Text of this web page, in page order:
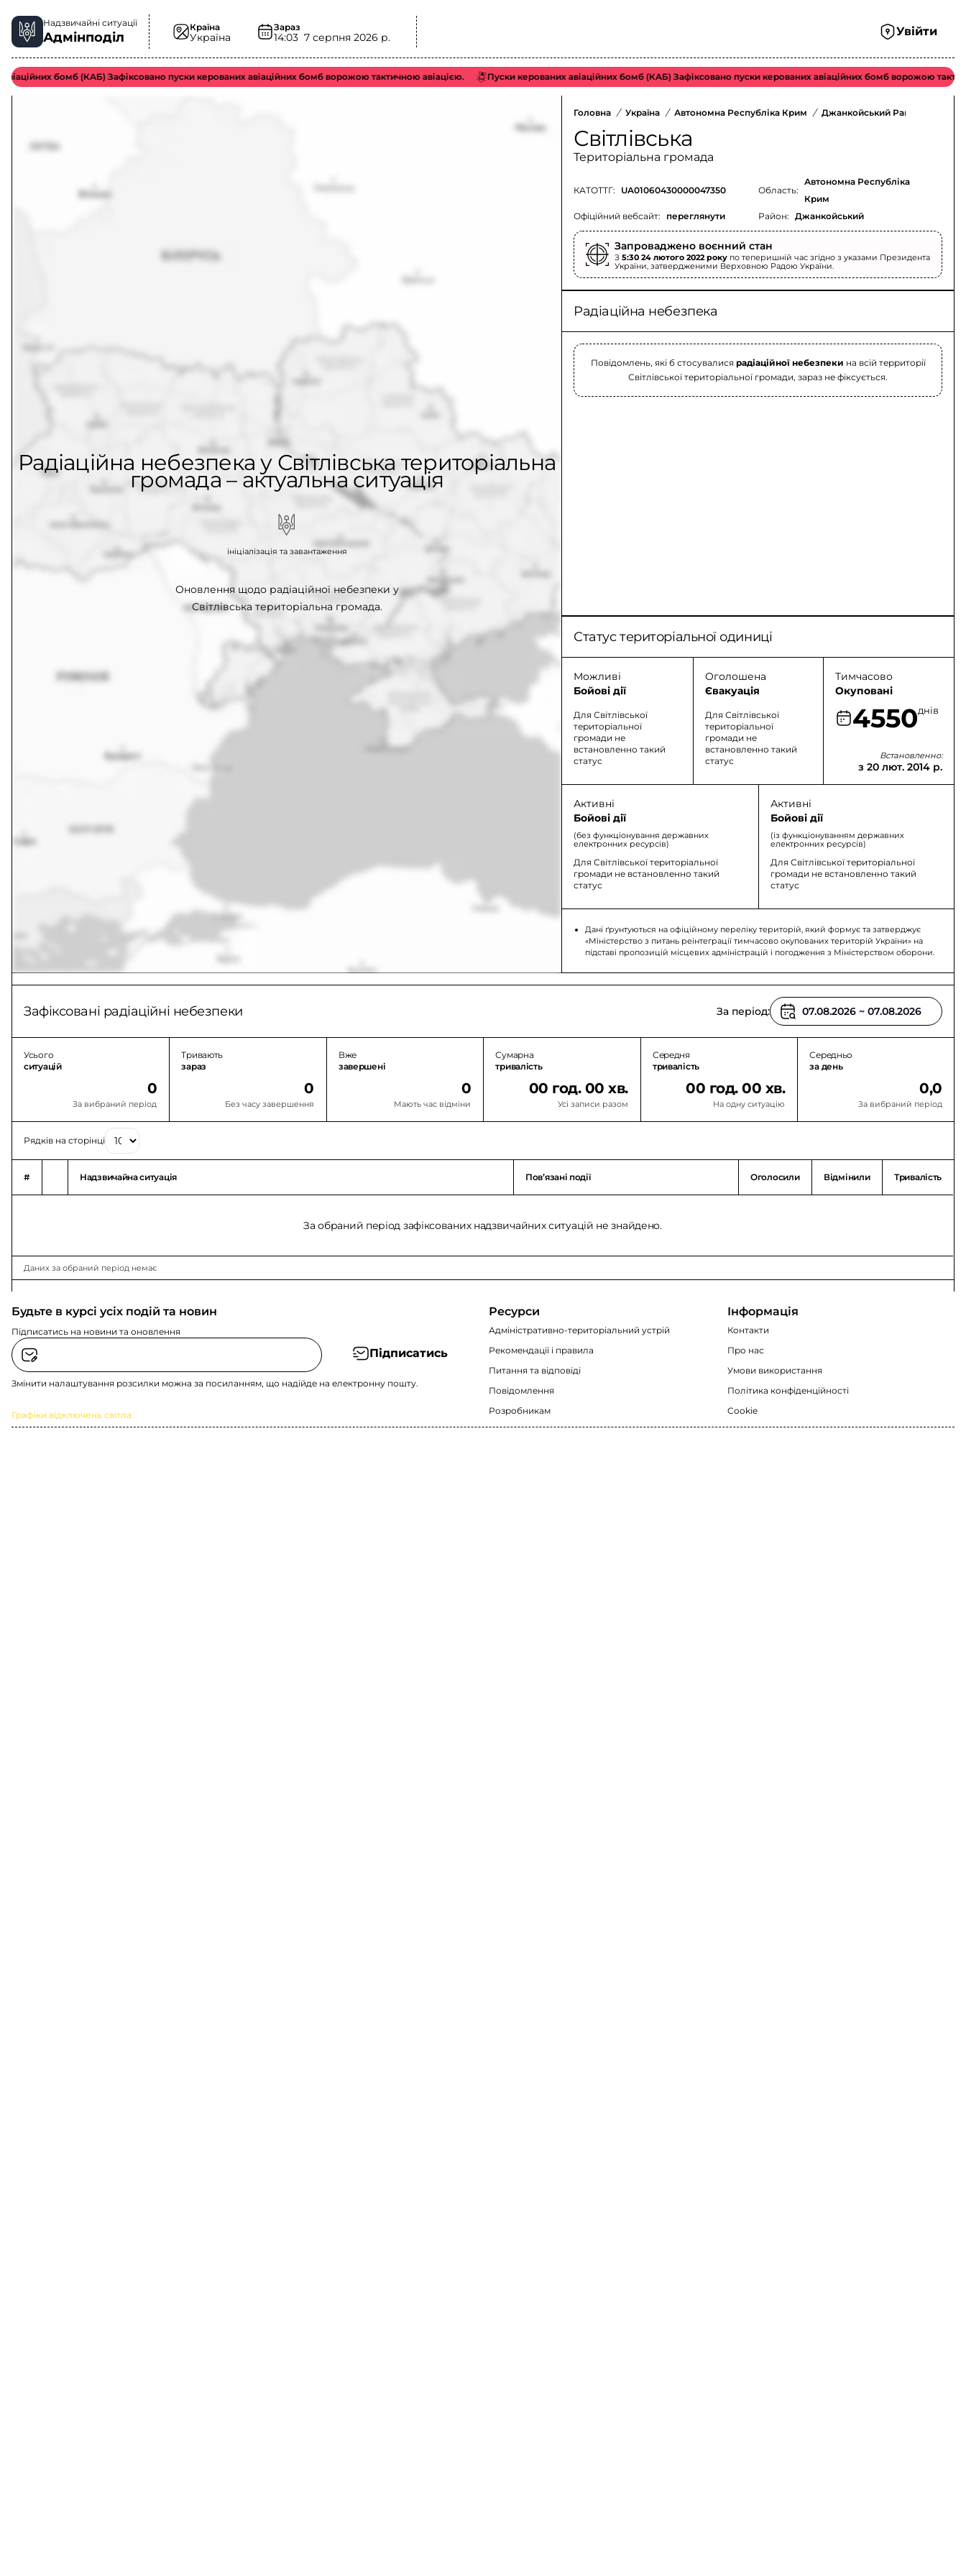
Надзвичайні ситуації
Адмінподіл
Країна
Україна
Зараз
14:03 7 серпня 2026 р. Увійти
бомб (КАБ) Зафіксовано пуски керованих авіаційних бомб ворожою тактичною авіацією. Пуски керованих авіаційних бомб (КАБ) Зафіксовано пуски керованих авіаційних бомб ворожою тактичною
Радіаційна небезпека у Світлівська територіальна
громада – актуальна ситуація
Оновлення щодо радіаційної небезпеки у
Світлівська територіальна громада.
ініціалізація та завантаження
Головна / Україна / Автономна Республіка Крим / Джанкойський Район
Світлівська
Територіальна громада
КАТОТТГ: UA01060430000047350
Офіційний вебсайт: переглянути
Область:
Автономна Республіка
Крим
Район: Джанкойський
Запроваджено воєнний стан
З5:30 24 лютого 2022 року по теперишній час згідно з указами Президента
України, затвердженими Верховною Радою України.
Радіаційна небезпека
Повідомлень, які б стосувалися радіаційної небезпеки на всій территорії
Світлівської територіальної громади, зараз не фіксується.
Статус територіальної одиниці
Можливі
Бойові дії
Для Світлівської
територіальної
громади не
встановленно такий
статус
Оголошена
Євакуація
Для Світлівської
територіальної
громади не
встановленно такий
статус
Тимчасово
Окуповані
4550днів
Встановленно:
з 20 лют. 2014 р.
Активні
Бойові дії
(без функціонування державних
електронних ресурсів)
Для Світлівської територіальної
громади не встановленно такий
статус
Активні
Бойові дії
(із функціонуванням державних
електронних ресурсів)
Для Світлівської територіальної
громади не встановленно такий
статус
Дані ґрунтуються на офіційному переліку територій, який формує та затверджує
«Міністерство з питань реінтеграції тимчасово окупованих територій України» на
підставі пропозицій місцевих адміністрацій і погодження з Міністерством оборони.
Зафіксовані радіаційні небезпеки За період:
Усього
ситуацій
0
За вибраний період
Тривають
зараз
0
Без часу завершення
Вже
завершені
0
Мають час відміни
Сумарна
тривалість
00 год. 00 хв.
Усі записи разом
Середня
тривалість
00 год. 00 хв.
На одну ситуацію
Середньо
за день
0,0
За вибраний період
Рядків на сторінці
# Надзвичайна ситуація Повʼязані події Оголосили Відмінили Тривалість
За обраний період зафіксованих надзвичайних ситуацій не знайдено.
Даних за обраний період немає
Будьте в курсі усіх подій та новин
Підписатись на новини та оновлення
Підписатись
Змінити налаштування розсилки можна за посиланням, що надійде на електронну пошту.
Графіки відключень світла
Ресурси
Адміністративно-територіальний устрій
Рекомендації i правила
Питання та відповіді
Повідомлення
Розробникам
Інформація
Контакти
Про нас
Умови використання
Політика конфіденційності
Cookie